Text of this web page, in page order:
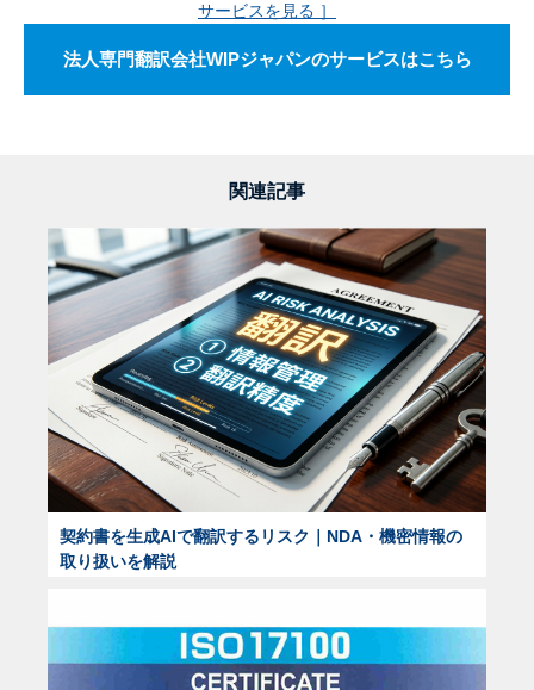
サービスを見る ］
法人専門翻訳会社WIPジャパンのサービスはこちら
関連記事
契約書を生成AIで翻訳するリスク｜NDA・機密情報の
取り扱いを解説